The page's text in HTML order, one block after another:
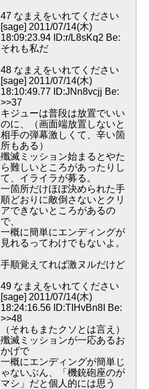
47 なまえをいれてください
[sage] 2011/07/14(木)
18:09:23.94 ID:r/L8sKq2 Be:
それも私だ
48 なまえをいれてください
[sage] 2011/07/14(木)
18:10:49.77 ID:JNn8vcjj Be:
>>37
キジューは普段は放置でいい
のに、（画面端放置しないと
相手の弾幕激しくて、辛い箇
所もある）
殲滅ミッション始まるとやた
ら難しいところがあったりし
て、イライラが募る。
一箇所だけほぼ決められた手
順どおりに敵倒さないとクリ
アできないところがあるの
で、
一概に簡単にエンディングが
見れるってわけでもないよ。
手順覚えてれば激ヌルだけど
49 なまえをいれてください
[sage] 2011/07/14(木)
18:24:16.56 ID:TIHvBn8I Be:
>>48
（それもまたクソとは言え）
殲滅ミッションが一応あるお
かげで
一概にエンディングが簡単じ
ゃないぶん、「機銃砲座のが
マシ」だと個人的には思う